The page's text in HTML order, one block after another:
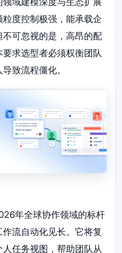
度控制极强，能承载企
可忽视的是，高昂的配
求选型者必须权衡团队
致流程僵化。
年全球协作领域的标杆
流自动化见长。它将复
任务视图，帮助团队从